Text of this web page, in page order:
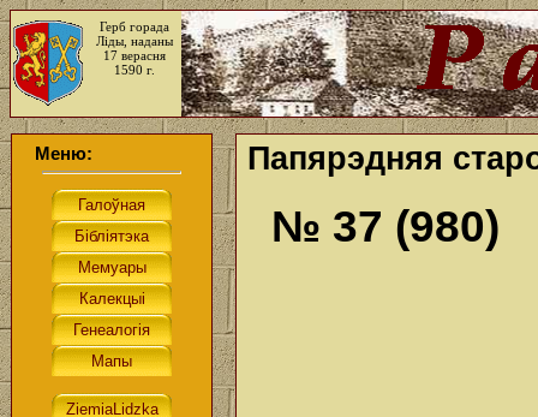
Герб горада
Ліды, наданы
17 верасня
1590 г.
Меню: Папярэдняя
№ 37 (980)